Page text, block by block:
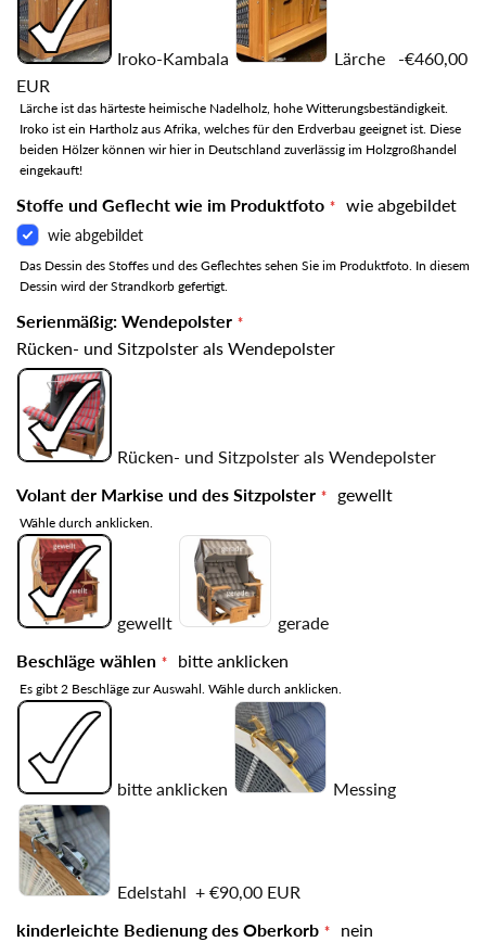
Iroko-Kambala Lärche
-€460,00
EUR
Lärche ist das härteste heimische Nadelholz, hohe Witterungsbeständigkeit.
Iroko ist ein Hartholz aus Afrika, welches für den Erdverbau geeignet ist. Diese
beiden Hölzer können wir hier in Deutschland zuverlässig im Holzgroßhandel
eingekauft!
Stoffe und Geflecht wie im Produktfoto wie abgebildet
wie abgebildet
Das Dessin des Stoffes und des Geflechtes sehen Sie im Produktfoto. In diesem
Dessin wird der Strandkorb gefertigt.
Serienmäßig: Wendepolster
Rücken- und Sitzpolster als Wendepolster
Rücken- und Sitzpolster als Wendepolster
Volant der Markise und des Sitzpolster
gewellt
Wähle durch anklicken.
gewellt
gerade
Beschläge wählen
bitte anklicken
Es gibt 2 Beschläge zur Auswahl. Wähle durch anklicken.
bitte anklicken Messing
Edelstahl + €90,00 EUR
kinderleichte Bedienung des Oberkorb
nein